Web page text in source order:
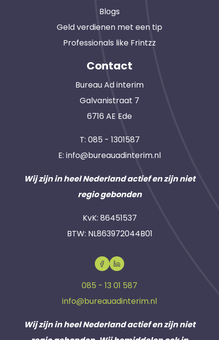
Blogs
Geld verdienen met een tip
Professionals like Frintzz
Contact
Bureau Ad interim
Galvanistraat 7
6716 AE Ede
T: 085 - 1301587
E: info@bureauadinterim.nl
Wij zijn in heel Nederland actief en zijn niet
regio gebonden
KvK: 86451537
BTW: NL863972044B01
085 - 13 01 587
info@bureauadinterim.nl
Wij zijn in heel Nederland actief en zijn niet